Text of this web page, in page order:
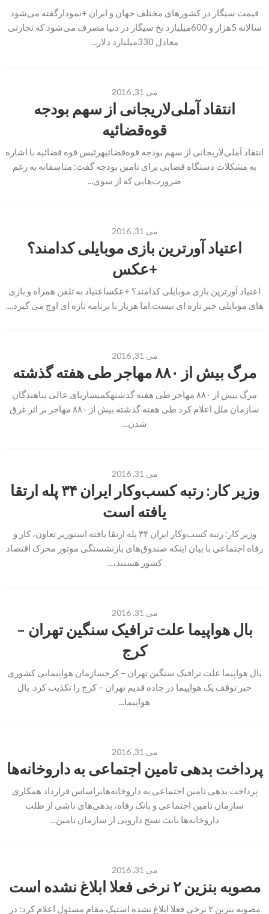
قیمت سیگار در کشورهای مختلف جهان و ایران +نمودارگفته می‌شود
سالانه 5هزار و 600میلیارد نخ سیگار در دنیا مصرف می‌شود که تجارتی
معادل 330میلیارد دلار...
می 31, 2016
انتقاد آملی‌لاریجانی از سهم بودجه
قوه‌قضائیه
انتقاد آملی‌لاریجانی از سهم بودجه قوه‌قضائیهرئیس قوه قضائیه با اشاره
به مشکلات دستگاه قضایی برای تامین بودجه گفت: متاسفانه به رغم
ضرورت‌هایی که از سوی...
می 31, 2016
اعتیاد آورترین بازی موبایلی کدامند؟
+عکس
اعتیاد آورترین بازی موبایلی کدامند؟ +عکساعتیاد به تلفن همراه و بازی
های موبایلی خبر تازه ای نیست.اما هربار با برنامه تازه ای اوج می گیرد....
می 31, 2016
مرگ بیش از ۸۸۰ مهاجر طی هفته گذشته
مرگ بیش از ۸۸۰ مهاجر طی هفته گذشتهکمیساریای عالی پناهندگان
سازمان ملل اعلام کرد طی هفته گذشته بیش از ۸۸۰ مهاجر بر اثر غرق
شدن...
می 31, 2016
وزیر کار: رتبه کسب‌وکار ایران ۳۴ پله‌ ارتقا
یافته است
وزیر کار: رتبه کسب‌وکار ایران ۳۴ پله‌ ارتقا یافته استوزیر تعاون، کار و
رفاه اجتماعی با بیان اینکه صندوق‌های بازنشستگی موتور محرک اقتصاد
کشور هستند،...
می 31, 2016
بال هواپیما علت ترافیک سنگین تهران –
کرج
بال هواپیما علت ترافیک سنگین تهران – کرجسازمان هواپیمایی کشوری
خبر توقف یک هواپیما در جاده قدیم تهران – کرج را تکذیب کرد. بال
هواپیما...
می 31, 2016
پرداخت بدهی تامین اجتماعی به داروخانه‌ها
پرداخت بدهی تامین اجتماعی به داروخانه‌هابراساس قرارداد همکاری
سازمان تامین اجتماعی و بانک رفاه، بدهی‌های ناشی از طلب
داروخانه‌ها بابت نسخ دارویی از سازمان تامین...
می 31, 2016
مصوبه بنزین ۲ نرخی فعلا ابلاغ نشده است
مصوبه بنزین ۲ نرخی فعلا ابلاغ نشده استیک مقام مسئول اعلام کرد: در